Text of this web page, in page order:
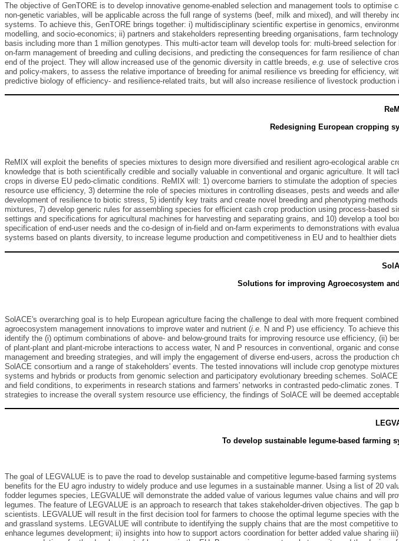
The objective of GenTORE is to develop innovative genome-enabled selection and management tools to
non-genetic variables, will be applicable across the full range of systems (beef, milk and mixed), and will
systems. To achieve this, GenTORE brings together: i) multidisciplinary scientific expertise in genomics,
modelling, and socio-economics; ii) partners and stakeholders representing breeding organisations, farm
basis including more than 1 million genotypes. This multi-actor team will develop tools for: multi-breed selection
on-farm management of breeding and culling decisions, and predicting the consequences for farm resilience of
end of the project. They will allow increased use of the genomic diversity in cattle breeds, e.g. use of selective
and policy-makers, to assess the relative importance of breeding for animal resilience vs breeding for efficiency,
predictive biology of efficiency- and resilience-related traits, but will also increase resilience of livestock
Redesigning European cropping
ReMIX will exploit the benefits of species mixtures to design more diversified and resilient agro-ecological
knowledge that is both scientifically credible and socially valuable in conventional and organic agriculture. It will
crops in diverse EU pedo-climatic conditions. ReMIX will: 1) overcome barriers to stimulate the adoption of
resource use efficiency, 3) determine the role of species mixtures in controlling diseases, pests and weeds and
development of resilience to biotic stress, 5) identify key traits and create novel breeding and phenotyping
mixtures, 7) develop generic rules for assembling species for efficient cash crop production using process-
settings and specifications for agricultural machines for harvesting and separating grains, and 10) develop a tool
specification of end-user needs and the co-design of in-field and on-farm experiments to demonstrations with
systems based on plants diversity, to increase legume production and competitiveness in EU and to healthier
Solutions for improving Agroecosystem
SolACE's overarching goal is to help European agriculture facing the challenge to deal with more frequent
agroecosystem management innovations to improve water and nutrient (i.e.
N and P) use efficiency. To achieve
identify the (i) optimum combinations of above- and below-ground traits for improving resource use efficiency, (ii)
of plant-plant and plant-microbe interactions to access water, N and P resources in conventional, organic and
management and breeding strategies, and will imply the engagement of diverse end-users, across the
SolACE consortium and a range of stakeholders' events. The tested innovations will include crop genotype
systems and hybrids or products from genomic selection and participatory evolutionary breeding schemes.
and field conditions, to experiments in research stations and farmers' networks in contrasted pedo-climatic
strategies to increase the overall system resource use efficiency, the findings of SolACE will be deemed
To develop sustainable legume-based farming
The goal of LEGVALUE is to pave the road to develop sustainable and competitive legume-based farming
benefits for the EU agro industry to widely produce and use legumes in a sustainable manner. Using a list of 20
fodder legumes species, LEGVALUE will demonstrate the added value of various legumes value chains and will
legumes. The feature of LEGVALUE is an approach to research that takes stakeholder-driven objectives. The
scientists. LEGVALUE will result in the first decision tool for farmers to choose the optimal legume species with
and grassland systems. LEGVALUE will contribute to identifying the supply chains that are the most
enhance legumes development; ii) insights into how to support actors coordination for better added value sharing